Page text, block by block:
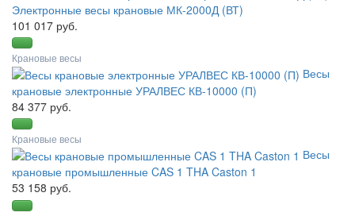
Электронные весы крановые МК-2000Д (ВТ)
101 017 руб.
Крановые весы
Весы
крановые электронные УРАЛВЕС КВ-10000 (П)
84 377 руб.
Крановые весы
Весы
крановые промышленные CAS 1 THA Caston 1
53 158 руб.